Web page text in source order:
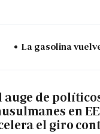
La gasolina
auge de
en
el giro